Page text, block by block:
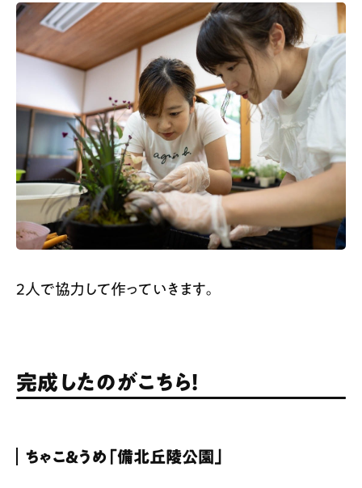
2人で協力して作っていきます。
完成したのがこちら！
ちゃこ＆うめ「備北丘陵公園」